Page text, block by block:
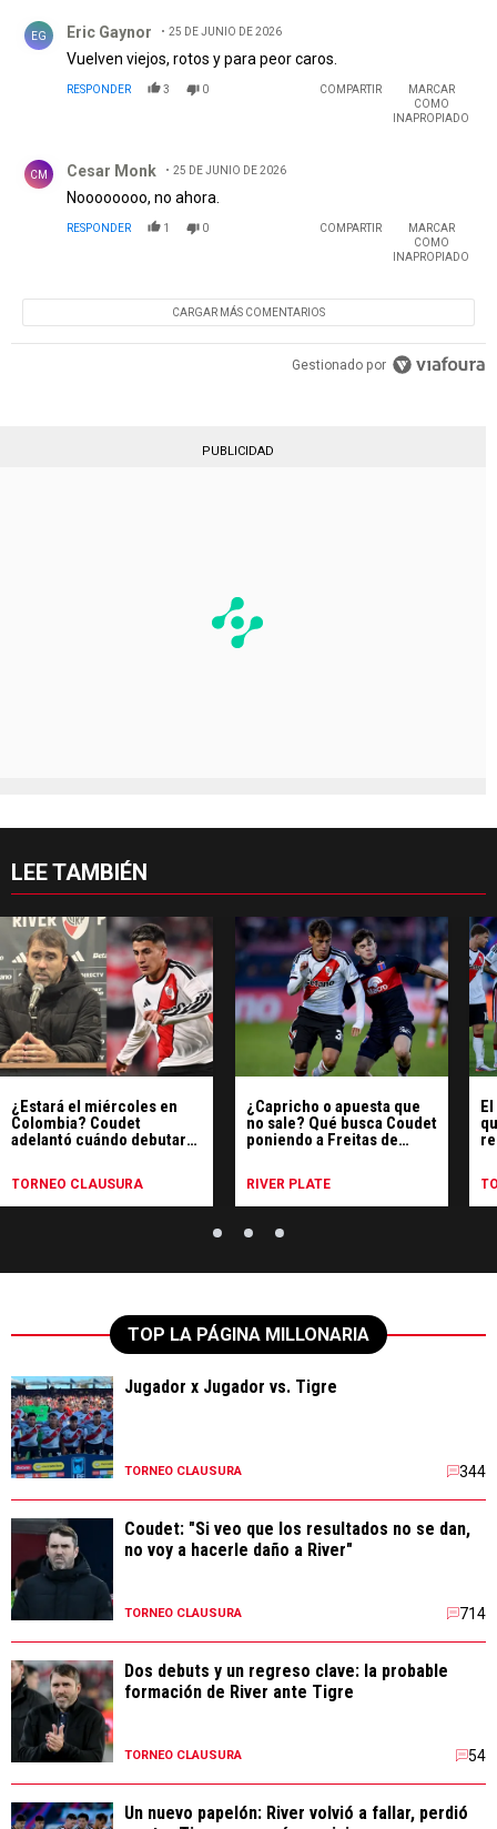
EG Eric Gaynor 25 DE JUNIO DE 2026
Vuelven viejos, rotos y para peor caros.
RESPONDER 3 0 COMPARTIR
MARCAR
COMO
INAPROPIADO
CM Cesar Monk 25 DE JUNIO DE 2026
Noooooooo, no ahora.
RESPONDER 1 0 COMPARTIR
MARCAR
COMO
INAPROPIADO
CARGAR MÁS COMENTARIOS
Gestionado por
PUBLICIDAD
LEE TAMBIÉN
¿Estará el miércoles en
Colombia? Coudet
adelantó cuándo debutará
TORNEO CLAUSURA
¿Capricho o apuesta que
no sale? Qué busca Coudet
poniendo a Freitas de
RIVER PLATE
TOP LA PÁGINA MILLONARIA
Jugador x Jugador vs. Tigre
TORNEO CLAUSURA 344
Coudet: "Si veo que los resultados no se dan,
no voy a hacerle daño a River"
TORNEO CLAUSURA 714
Dos debuts y un regreso clave: la probable
formación de River ante Tigre
TORNEO CLAUSURA 54
Un nuevo papelón: River volvió a fallar, perdió